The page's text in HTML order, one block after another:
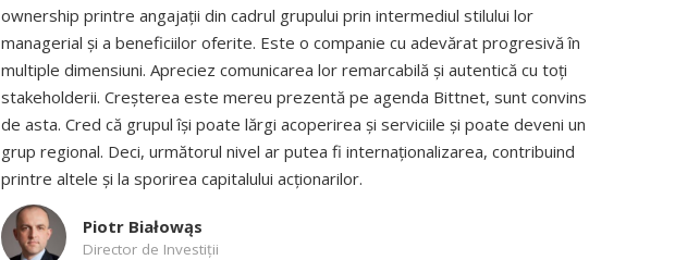
ownership printre angajații din cadrul grupului prin intermediul stilului lor
managerial și a beneficiilor oferite. Este o companie cu adevărat progresivă în
multiple dimensiuni. Apreciez comunicarea lor remarcabilă și autentică cu toți
stakeholderii. Creșterea este mereu prezentă pe agenda Bittnet, sunt convins
de asta. Cred că grupul își poate lărgi acoperirea și serviciile și poate deveni un
grup regional. Deci, următorul nivel ar putea fi internaționalizarea, contribuind
printre altele și la sporirea capitalului acționarilor.
Piotr Białowąs
Director de Investiții